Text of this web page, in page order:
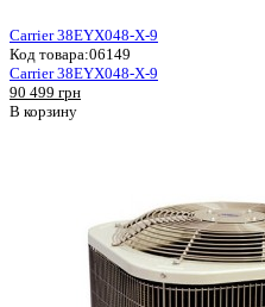
Carrier 38EYX048-X-9
Код товара:06149
Carrier 38EYX048-X-9
90 499 грн
В корзину